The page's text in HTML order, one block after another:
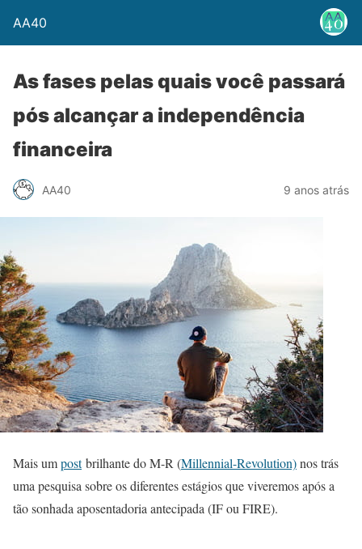
AA40
As fases pelas quais você passará
pós alcançar a independência
financeira
AA40 9 anos atrás
Mais umpostbrilhante do M-R (Millennial-Revolution)nos trás
uma pesquisa sobre os diferentes estágios que viveremos após a
tão sonhada aposentadoria antecipada (IF ou FIRE).